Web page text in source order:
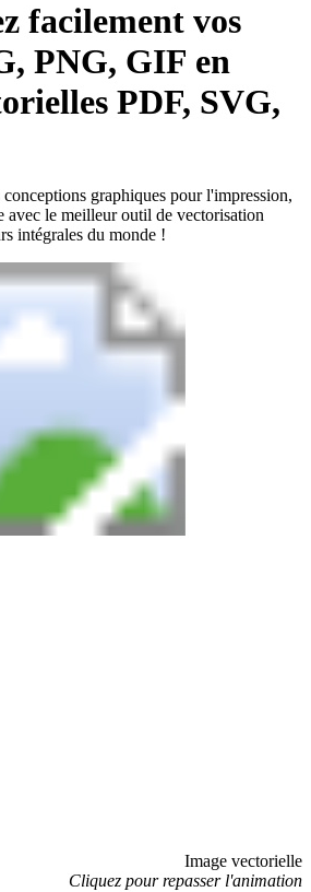
facilement vos
PNG, GIF en
PDF, SVG,
graphiques pour l'impression,
avec le meilleur outil de vectorisation
intégrales du monde !
Image vectorielle
Cliquez pour repasser l'animation